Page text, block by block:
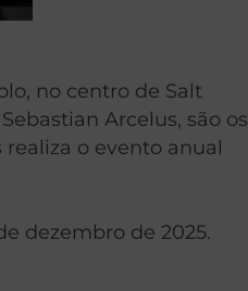
no centro de Salt
Arcelus, são os
o evento anual
dezembro de 2025.